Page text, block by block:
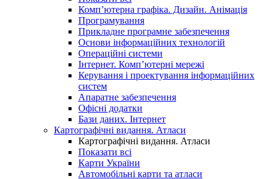
Комп’ютерна графіка. Дизайн. Анімація
Програмування
Прикладне програмне забезпечення
Основи інформаційних технологій
Операційні системи
Інтернет. Комп’ютерні мережі
Керування і проектування інформаційних
систем
Апаратне забезпечення
Офісні додатки
Бази даних. Інтернет
Картографічні видання. Атласи
Картографічні видання. Атласи
Показати всі
Карти України
Автомобільні карти та атласи